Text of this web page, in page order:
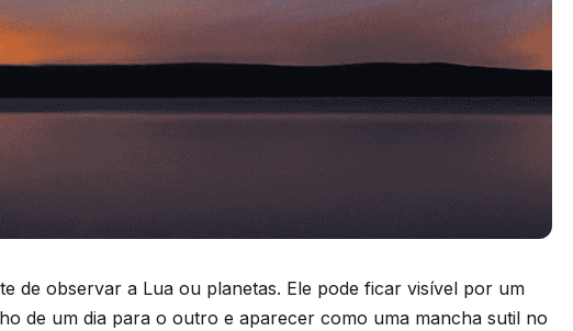
de observar a Lua ou planetas. Ele pode ficar visível por um
de um dia para o outro e aparecer como uma mancha sutil no